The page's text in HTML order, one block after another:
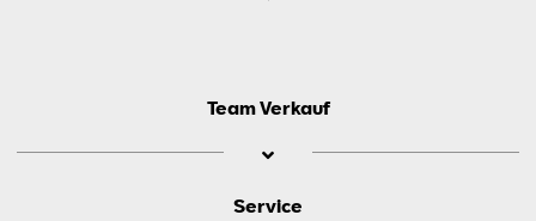
Team Verkauf
Service